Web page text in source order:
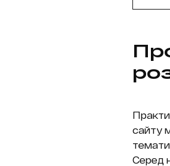
сайту
Серед